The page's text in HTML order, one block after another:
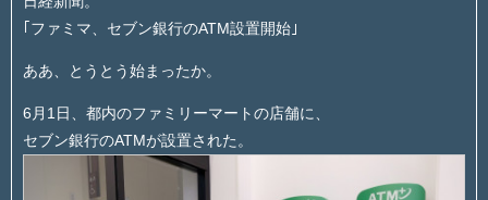
｢ファミマ、セブン銀行のATM設置開始｣
ああ、とうとう始まったか。
6月1日、都内のファミリーマートの店舗に、
セブン銀行のATMが設置された。